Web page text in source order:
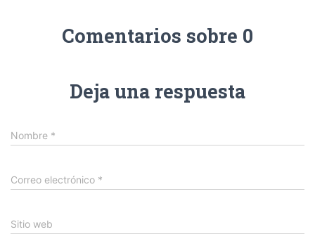
Comentarios sobre 0
Deja una respuesta
Nombre *
Correo electrónico *
Sitio web